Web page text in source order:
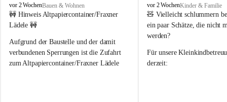
F
r
a
e
r
n
vor 2 WochenBauen & Wohnen
🚧 Hinweis Altpapiercontainer/Fraxner
Lädele 🚧
Aufgrund der Baustelle und der damit
verbundenen Sperrungen ist die Zufahrt
zum Altpapiercontainer/Fraxner Lädele
F
r
a
x
r
n
vor 2 WochenKinder & Familie
🧸 Vielleicht schlummern
ein paar Schätze, die nicht
werden?
Für unsere
derzeit: